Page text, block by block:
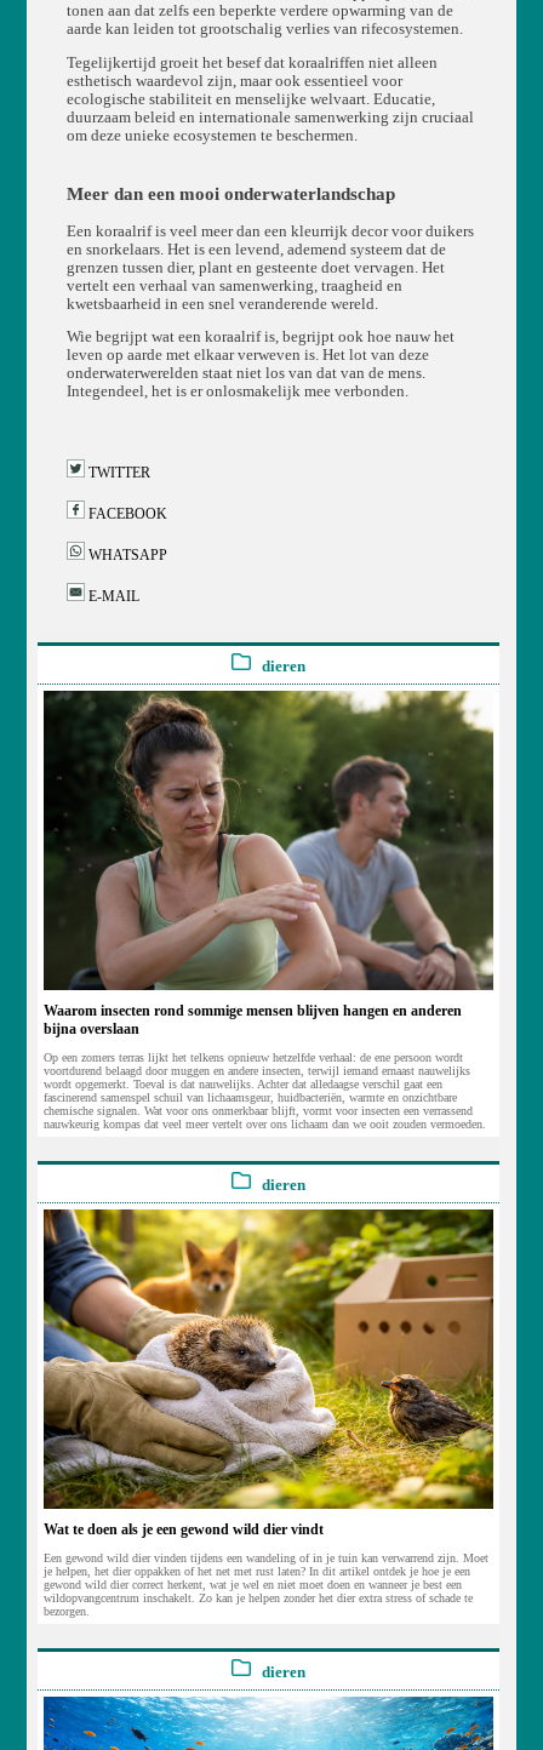
tonen aan dat zelfs een beperkte verdere opwarming van de
aarde kan leiden tot grootschalig verlies van rifecosystemen.
Tegelijkertijd groeit het besef dat koraalriffen niet alleen
esthetisch waardevol zijn, maar ook essentieel voor
ecologische stabiliteit en menselijke welvaart. Educatie,
duurzaam beleid en internationale samenwerking zijn cruciaal
om deze unieke ecosystemen te beschermen.
Meer dan een mooi onderwaterlandschap
Een koraalrif is veel meer dan een kleurrijk decor voor duikers
en snorkelaars. Het is een levend, ademend systeem dat de
grenzen tussen dier, plant en gesteente doet vervagen. Het
vertelt een verhaal van samenwerking, traagheid en
kwetsbaarheid in een snel veranderende wereld.
Wie begrijpt wat een koraalrif is, begrijpt ook hoe nauw het
leven op aarde met elkaar verweven is. Het lot van deze
onderwaterwerelden staat niet los van dat van de mens.
Integendeel, het is er onlosmakelijk mee verbonden.
TWITTER
FACEBOOK
WHATSAPP
E-MAIL
dieren
Waarom insecten rond sommige mensen blijven hangen en anderen
bijna overslaan
Op een zomers terras lijkt het telkens opnieuw hetzelfde verhaal: de ene persoon wordt
voortdurend belaagd door muggen en andere insecten, terwijl iemand ernaast nauwelijks
wordt opgemerkt. Toeval is dat nauwelijks. Achter dat alledaagse verschil gaat een
fascinerend samenspel schuil van lichaamsgeur, huidbacteriën, warmte en onzichtbare
chemische signalen. Wat voor ons onmerkbaar blijft, vormt voor insecten een verrassend
nauwkeurig kompas dat veel meer vertelt over ons lichaam dan we ooit zouden vermoeden.
dieren
Wat te doen als je een gewond wild dier vindt
Een gewond wild dier vinden tijdens een wandeling of in je tuin kan verwarrend zijn. Moet
je helpen, het dier oppakken of het net met rust laten? In dit artikel ontdek je hoe je een
gewond wild dier correct herkent, wat je wel en niet moet doen en wanneer je best een
wildopvangcentrum inschakelt. Zo kan je helpen zonder het dier extra stress of schade te
bezorgen.
dieren